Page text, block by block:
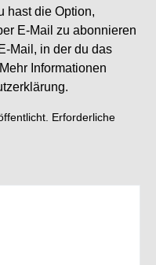
hast die Option,
E-Mail zu abonnieren
Mail, in der du das
Informationen
.
Erforderliche